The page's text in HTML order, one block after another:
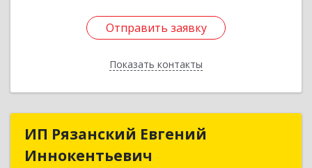
Отправить заявку
Показать контакты
Отправить заявку
Назад
ИП Рязанский Евгений
Иннокентьевич
ИП Рязанский Евгений